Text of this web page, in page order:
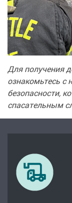
Для получения
ознакомьтесь с
безопасности,
спасательным